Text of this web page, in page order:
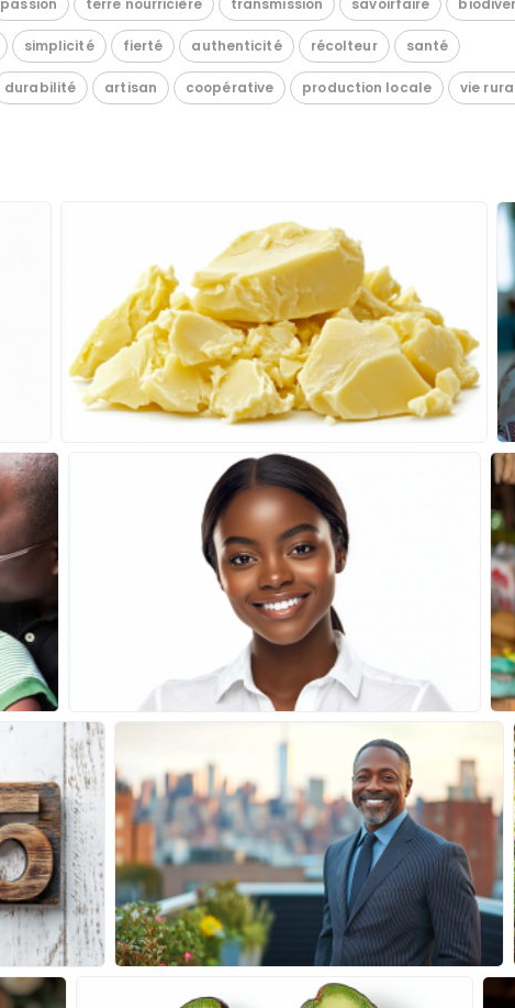
passion terre nourricière transmission savoirfaire
simplicité fierté authenticité récolteur santé
durabilité artisan coopérative production locale vie